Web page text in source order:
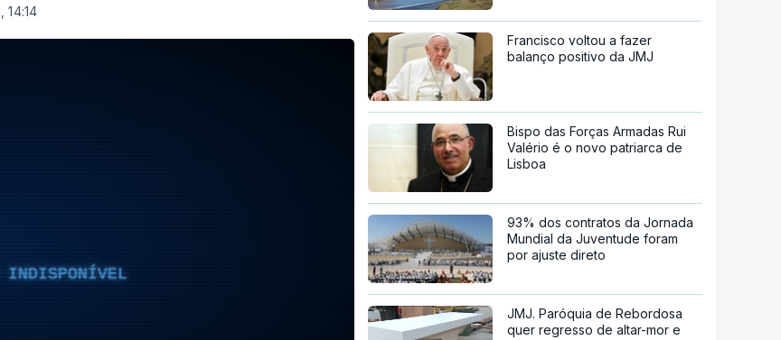
14:14
INDISPONÍVEL
Francisco voltou a fazer
balanço positivo da JMJ
Bispo das Forças Armadas Rui
Valério é o novo patriarca de
Lisboa
93% dos contratos da Jornada
Mundial da Juventude foram
por ajuste direto
JMJ. Paróquia de Rebordosa
quer regresso de altar-mor e